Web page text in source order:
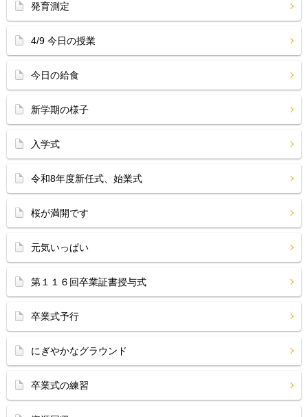
発育測定
4/9 今日の授業
今日の給食
新学期の様子
入学式
令和8年度新任式、始業式
桜が満開です
元気いっぱい
第１１６回卒業証書授与式
卒業式予行
にぎやかなグラウンド
卒業式の練習